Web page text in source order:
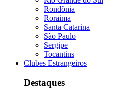
Rondônia
Roraima
Santa Catarina
São Paulo
Sergipe
Tocantins
Clubes Estrangeiros
Destaques